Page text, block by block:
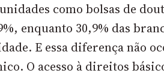
como bolsas de
, enquanto 30,9% das
E essa diferença não
O acesso à direitos